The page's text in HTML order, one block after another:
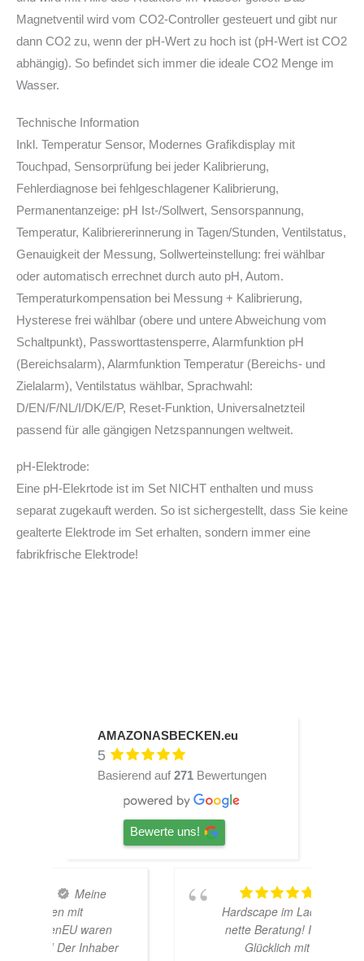
Magnetventil wird vom CO2-Controller gesteuert und gibt nur
dann CO2 zu, wenn der pH-Wert zu hoch ist (pH-Wert ist CO2
abhängig). So befindet sich immer die ideale CO2 Menge im
Wasser.
Technische Information
Inkl. Temperatur Sensor, Modernes Grafikdisplay mit
Touchpad, Sensorprüfung bei jeder Kalibrierung,
Fehlerdiagnose bei fehlgeschlagener Kalibrierung,
Permanentanzeige: pH Ist-/Sollwert, Sensorspannung,
Temperatur, Kalibriererinnerung in Tagen/Stunden, Ventilstatus,
Genauigkeit der Messung, Sollwerteinstellung: frei wählbar
oder automatisch errechnet durch auto pH, Autom.
Temperaturkompensation bei Messung + Kalibrierung,
Hysterese frei wählbar (obere und untere Abweichung vom
Schaltpunkt), Passworttastensperre, Alarmfunktion pH
(Bereichsalarm), Alarmfunktion Temperatur (Bereichs- und
Zielalarm), Ventilstatus wählbar, Sprachwahl:
D/EN/F/NL/I/DK/E/P, Reset-Funktion, Universalnetzteil
passend für alle gängigen Netzspannungen weltweit.
pH-Elektrode:
Eine pH-Elekrtode ist im Set NICHT enthalten und muss
separat zugekauft werden. So ist sichergestellt, dass Sie keine
gealterte Elektrode im Set erhalten, sondern immer eine
fabrikfrische Elektrode!
AMAZONASBECKEN.eu
5
Basierend auf 271 Bewertungen
Bewerte uns!
TOP
Hardscape im Laden und sehr
nette Beratung! Ich bin super
Glücklich mit meinem